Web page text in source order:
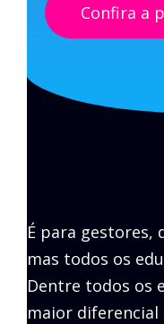
Confira a
É para gestores,
mas todos os
Dentre todos os
maior diferencial